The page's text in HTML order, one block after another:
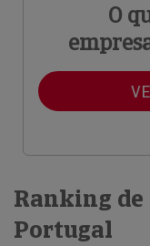
O
Ranking de
Portugal